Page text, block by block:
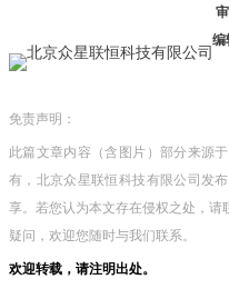
编
免责声明：
此篇文章内容（含图片）部分来源
有，北京众星联恒科技有限公司发
享。若您认为本文存在侵权之处，
疑问，欢迎您随时与我们联系。
欢迎转载，请注明出处。